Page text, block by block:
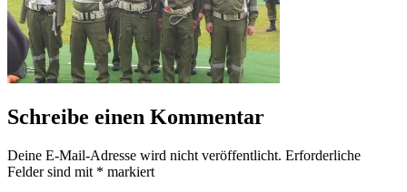
Schreibe einen Kommentar
Deine E-Mail-Adresse wird nicht veröffentlicht. Erforderliche
Felder sind mit * markiert